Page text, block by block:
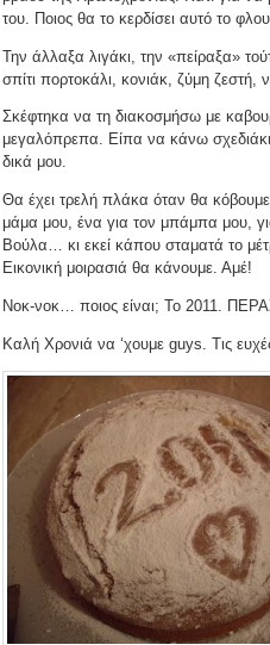
του. Ποιος θα το κερδίσει αυτό το
Την άλλαξα λιγάκι, την «πείραξα»
σπίτι πορτοκάλι, κονιάκ, ζύμη ζεστή,
Σκέφτηκα να τη διακοσμήσω με
μεγαλόπρεπα. Είπα να κάνω
δικά μου.
Θα έχει τρελή πλάκα όταν θα
μάμα μου, ένα για τον μπάμπα μου,
Βούλα… κι εκεί κάπου σταματά το
Εικονική μοιρασιά θα κάνουμε. Αμέ!
Νοκ-νοκ… ποιος είναι; Το 2011.
Καλή Χρονιά να ‘χουμε guys. Τις